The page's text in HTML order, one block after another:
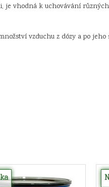
je vhodná k uchovávání
vzduchu z dózy a po jeho